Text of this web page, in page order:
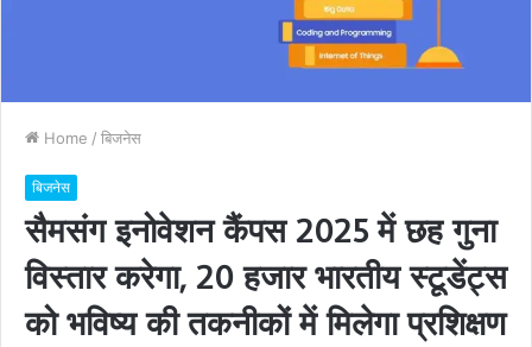
Home / बिजनेस
बिजनेस
सैमसंग इनोवेशन कैंपस 2025 में छह गुना
विस्तार करेगा, 20 हजार भारतीय स्‍टूडेंट्स
को भविष्य की तकनीकों में मिलेगा प्रशिक्षण